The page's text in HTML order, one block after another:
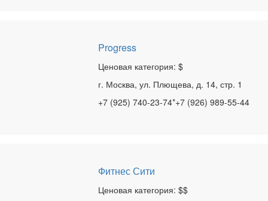
Progress
Ценовая категория: $
г. Москва, ул. Плющева, д. 14, стр. 1
+7 (925) 740-23-74*+7 (926) 989-55-44
Фитнес Сити
Ценовая категория: $$